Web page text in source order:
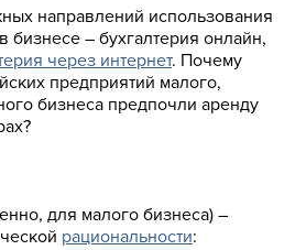
направлений использования
бизнесе – бухгалтерия онлайн,
через интернет. Почему
предприятий малого,
бизнеса предпочли аренду
для малого бизнеса) –
рациональности: